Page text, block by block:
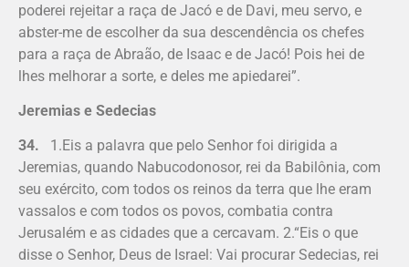
poderei rejeitar a raça de Jacó e de Davi, meu servo, e
abster-me de escolher da sua descendência os chefes
para a raça de Abraão, de Isaac e de Jacó! Pois hei de
lhes melhorar a sorte, e deles me apiedarei”.
Jeremias e Sedecias
34. 1.Eis a palavra que pelo Senhor foi dirigida a
Jeremias, quando Na­bucodonosor, rei da Babilônia, com
seu exército, com todos os reinos da terra que lhe eram
vassalos e com todos os povos, combatia contra
Jerusalém e as cidades que a cercavam. 2.“Eis o que
disse o Senhor, Deus de Israel: Vai procurar Sedecias, rei